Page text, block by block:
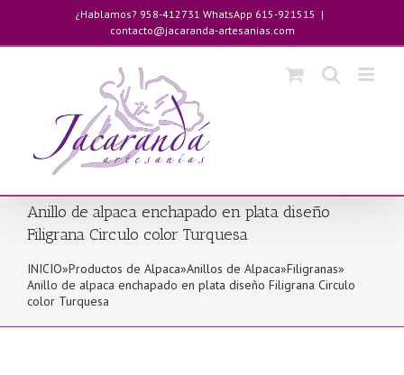
contenido
¿Hablamos? 958-412731 WhatsApp 615-921515 |
contacto@jacaranda-artesanias.com
Anillo de alpaca enchapado en plata diseño
Filigrana Circulo color Turquesa
INICIO»Productos de Alpaca»Anillos de Alpaca»Filigranas»
Anillo de alpaca enchapado en plata diseño Filigrana Circulo
color Turquesa